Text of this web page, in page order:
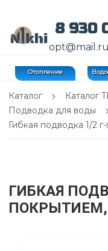
8 930
opt@mail.ru
Отопление
Каталог Каталог
Подводка для воды
Гибкая подводка 1/2
ГИБКАЯ
ПОКРЫТИЕМ,